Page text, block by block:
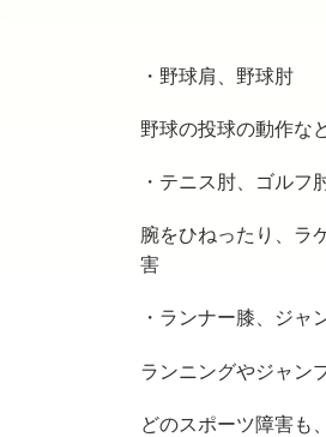
・野球肩、野球肘
野球の投球の動作な
・テニス肘、ゴルフ
腕をひねったり、ラ
害
・ランナー膝、ジャ
ランニングやジャン
どのスポーツ障害も